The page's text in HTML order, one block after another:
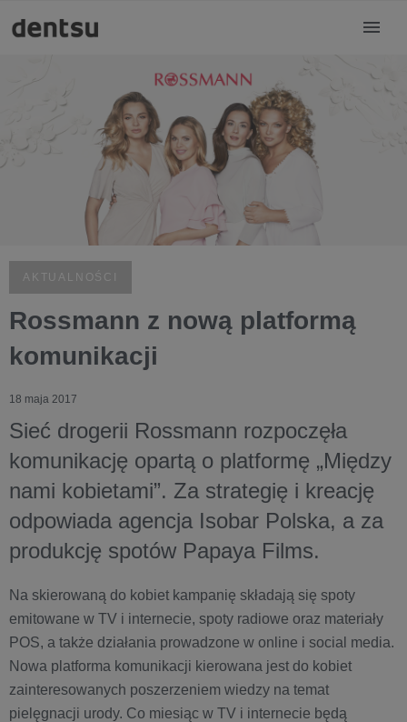
AKTUALNOŚCI
Rossmann z nową platformą
komunikacji
18 maja 2017
Sieć drogerii Rossmann rozpoczęła
komunikację opartą o platformę „Między
nami kobietami”. Za strategię i kreację
odpowiada agencja Isobar Polska, a za
produkcję spotów Papaya Films.
Na skierowaną do kobiet kampanię składają się spoty
emitowane w TV i internecie, spoty radiowe oraz materiały
POS, a także działania prowadzone w online i social media.
Nowa platforma komunikacji kierowana jest do kobiet
zainteresowanych poszerzeniem wiedzy na temat
pielęgnacji urody. Co miesiąc w TV i internecie będą